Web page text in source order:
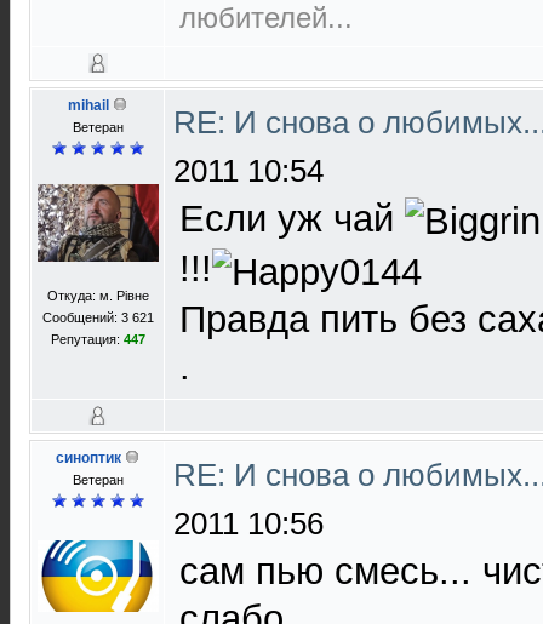
любителей...
mihail
Ветеран
Откуда: м. Рівне
Сообщений: 3 621
Репутация: 447
RE: И снова о
2011 10:54
Если уж чай
!!!
Правда пить без
.
синоптик
Ветеран
RE: И снова о
2011 10:56
сам пью смесь...